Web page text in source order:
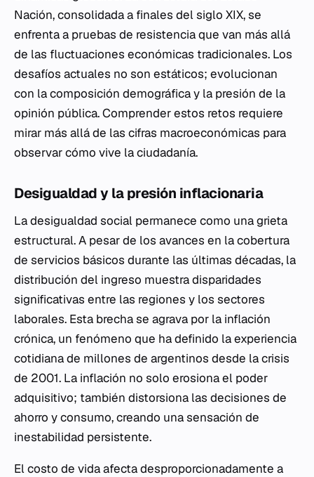
Nación, consolidada a finales del siglo XIX, se
enfrenta a pruebas de resistencia que van más allá
de las fluctuaciones económicas tradicionales. Los
desafíos actuales no son estáticos; evolucionan
con la composición demográfica y la presión de la
opinión pública. Comprender estos retos requiere
mirar más allá de las cifras macroeconómicas para
observar cómo vive la ciudadanía.
Desigualdad y la presión inflacionaria
La desigualdad social permanece como una grieta
estructural. A pesar de los avances en la cobertura
de servicios básicos durante las últimas décadas, la
distribución del ingreso muestra disparidades
significativas entre las regiones y los sectores
laborales. Esta brecha se agrava por la inflación
crónica, un fenómeno que ha definido la experiencia
cotidiana de millones de argentinos desde la crisis
de 2001. La inflación no solo erosiona el poder
adquisitivo; también distorsiona las decisiones de
ahorro y consumo, creando una sensación de
inestabilidad persistente.
El costo de vida afecta desproporcionadamente a